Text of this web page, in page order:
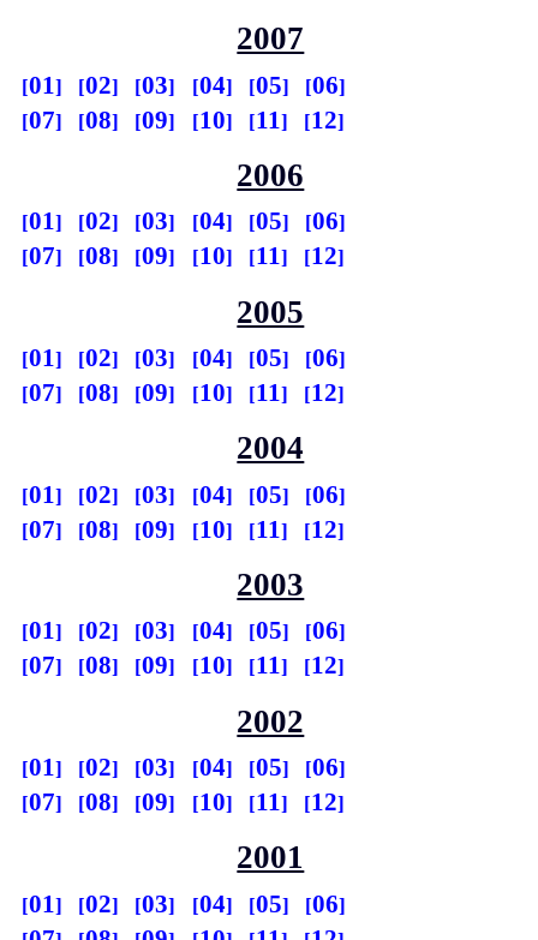
2007
01 02 03 04 05
06
07
08 09 10 11 12
2006
01 02 03 04 05
06
07
08 09 10 11 12
2005
01 02 03 04 05
06
07
08 09 10 11 12
2004
01 02 03 04 05
06
07
08 09 10 11 12
2003
01 02 03 04 05
06
07
08 09 10 11 12
2002
01 02 03 04 05
06
07
08 09 10 11 12
2001
01 02 03 04 05
06